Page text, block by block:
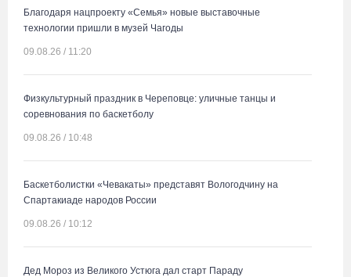
Благодаря нацпроекту «Семья» новые выставочные
технологии пришли в музей Чагоды
09.08.26 / 11:20
Физкультурный праздник в Череповце: уличные танцы и
соревнования по баскетболу
09.08.26 / 10:48
Баскетболистки «Чевакаты» представят Вологодчину на
Спартакиаде народов России
09.08.26 / 10:12
Дед Мороз из Великого Устюга дал старт Параду